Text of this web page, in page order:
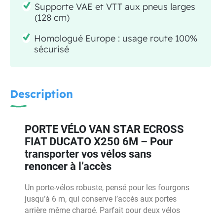
Supporte VAE et VTT aux pneus larges
(128 cm)
Homologué Europe : usage route 100%
sécurisé
Description
PORTE VÉLO VAN STAR ECROSS
FIAT DUCATO X250 6M – Pour
transporter vos vélos sans
renoncer à l’accès
Un porte-vélos robuste, pensé pour les fourgons
jusqu’à 6 m, qui conserve l’accès aux portes
arrière même chargé. Parfait pour deux vélos